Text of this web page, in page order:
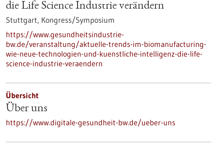
die Life Science Industrie verändern
Stuttgart, Kongress/Symposium
https://www.gesundheitsindustrie-
bw.de/veranstaltung/aktuelle-trends-im-biomanufacturing-
wie-neue-technologien-und-kuenstliche-intelligenz-die-life-
science-industrie-veraendern
Übersicht
Über uns
https://www.digitale-gesundheit-bw.de/ueber-uns